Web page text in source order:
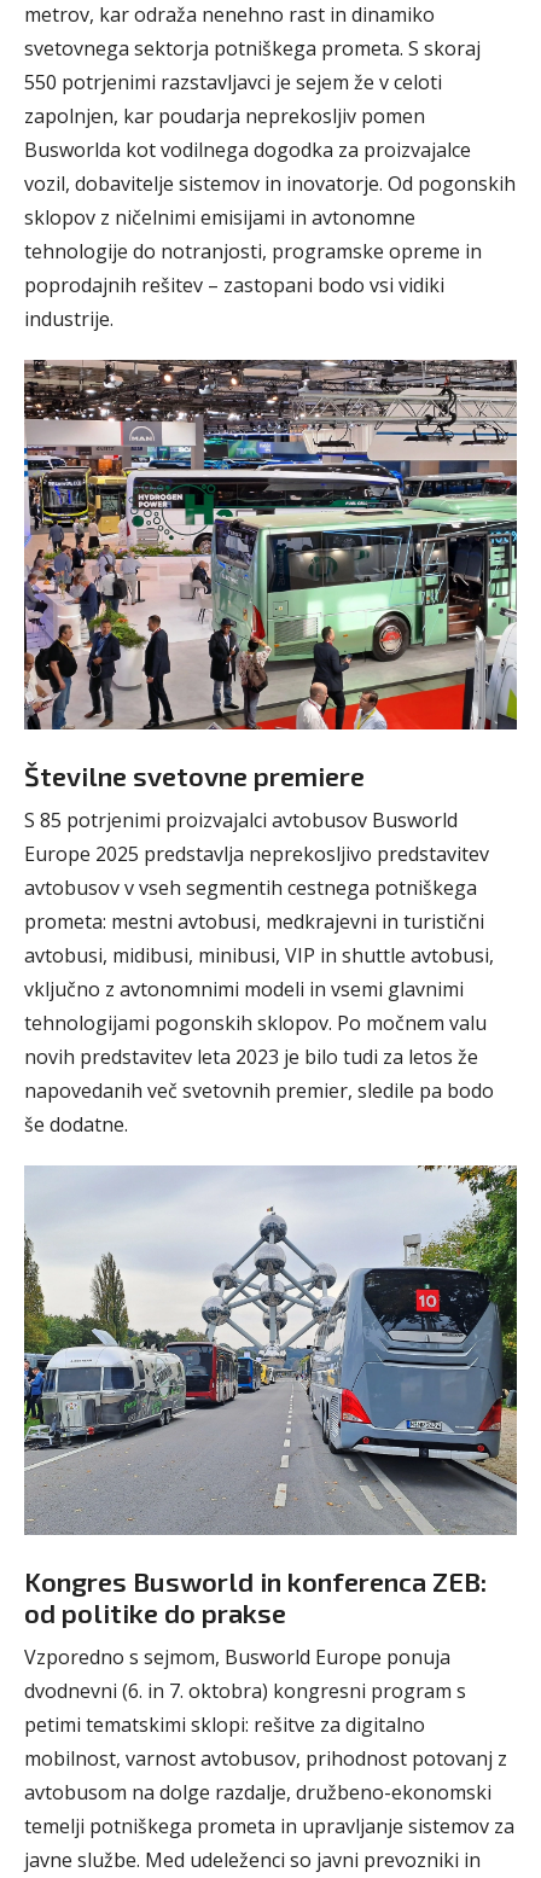
metrov, kar odraža nenehno rast in dinamiko
svetovnega sektorja potniškega prometa. S skoraj
550 potrjenimi razstavljavci je sejem že v celoti
zapolnjen, kar poudarja neprekosljiv pomen
Busworlda kot vodilnega dogodka za proizvajalce
vozil, dobavitelje sistemov in inovatorje. Od pogonskih
sklopov z ničelnimi emisijami in avtonomne
tehnologije do notranjosti, programske opreme in
poprodajnih rešitev – zastopani bodo vsi vidiki
industrije.
Številne svetovne premiere
S 85 potrjenimi proizvajalci avtobusov Busworld
Europe 2025 predstavlja neprekosljivo predstavitev
avtobusov v vseh segmentih cestnega potniškega
prometa: mestni avtobusi, medkrajevni in turistični
avtobusi, midibusi, minibusi, VIP in shuttle avtobusi,
vključno z avtonomnimi modeli in vsemi glavnimi
tehnologijami pogonskih sklopov. Po močnem valu
novih predstavitev leta 2023 je bilo tudi za letos že
napovedanih več svetovnih premier, sledile pa bodo
še dodatne.
Kongres Busworld in konferenca ZEB:
od politike do prakse
Vzporedno s sejmom, Busworld Europe ponuja
dvodnevni (6. in 7. oktobra) kongresni program s
petimi tematskimi sklopi: rešitve za digitalno
mobilnost, varnost avtobusov, prihodnost potovanj z
avtobusom na dolge razdalje, družbeno-ekonomski
temelji potniškega prometa in upravljanje sistemov za
javne službe. Med udeleženci so javni prevozniki in